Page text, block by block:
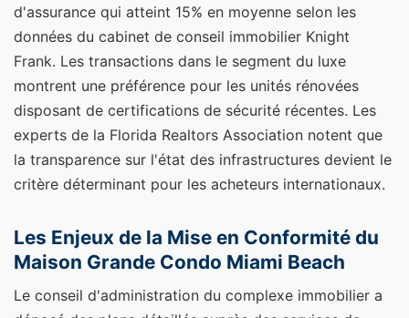
d'assurance qui atteint 15% en moyenne selon les
données du cabinet de conseil immobilier Knight
Frank. Les transactions dans le segment du luxe
montrent une préférence pour les unités rénovées
disposant de certifications de sécurité récentes. Les
experts de la Florida Realtors Association notent que
la transparence sur l'état des infrastructures devient le
critère déterminant pour les acheteurs internationaux.
Les Enjeux de la Mise en Conformité du
Maison Grande Condo Miami Beach
Le conseil d'administration du complexe immobilier a